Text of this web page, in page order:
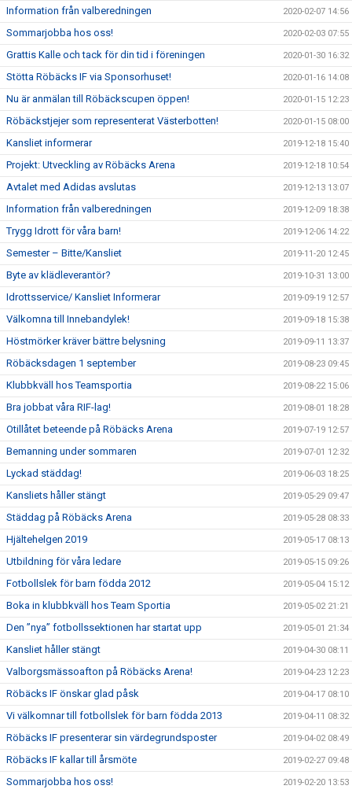
Information från valberedningen 2020-02-07 14:56
Sommarjobba hos oss! 2020-02-03 07:55
Grattis Kalle och tack för din tid i föreningen 2020-01-30 16:32
Stötta Röbäcks IF via Sponsorhuset! 2020-01-16 14:08
Nu är anmälan till Röbäckscupen öppen! 2020-01-15 12:23
Röbäckstjejer som representerat Västerbotten! 2020-01-15 08:00
Kansliet informerar 2019-12-18 15:40
Projekt: Utveckling av Röbäcks Arena 2019-12-18 10:54
Avtalet med Adidas avslutas 2019-12-13 13:07
Information från valberedningen 2019-12-09 18:38
Trygg Idrott för våra barn! 2019-12-06 14:22
Semester – Bitte/Kansliet 2019-11-20 12:45
Byte av klädleverantör? 2019-10-31 13:00
Idrottsservice/ Kansliet Informerar 2019-09-19 12:57
Välkomna till Innebandylek! 2019-09-18 15:38
Höstmörker kräver bättre belysning 2019-09-11 13:37
Röbäcksdagen 1 september 2019-08-23 09:45
Klubbkväll hos Teamsportia 2019-08-22 15:06
Bra jobbat våra RIF-lag! 2019-08-01 18:28
Otillåtet beteende på Röbäcks Arena 2019-07-19 12:57
Bemanning under sommaren 2019-07-01 12:32
Lyckad städdag! 2019-06-03 18:25
Kansliets håller stängt 2019-05-29 09:47
Städdag på Röbäcks Arena 2019-05-28 08:33
Hjältehelgen 2019 2019-05-17 08:13
Utbildning för våra ledare 2019-05-15 09:26
Fotbollslek för barn födda 2012 2019-05-04 15:12
Boka in klubbkväll hos Team Sportia 2019-05-02 21:21
Den ”nya” fotbollssektionen har startat upp 2019-05-01 21:34
Kansliet håller stängt 2019-04-30 08:11
Valborgsmässoafton på Röbäcks Arena! 2019-04-23 12:23
Röbäcks IF önskar glad påsk 2019-04-17 08:10
Vi välkomnar till fotbollslek för barn födda 2013 2019-04-11 08:32
Röbäcks IF presenterar sin värdegrundsposter 2019-04-02 08:49
Röbäcks IF kallar till årsmöte 2019-02-27 09:48
Sommarjobba hos oss! 2019-02-20 13:53